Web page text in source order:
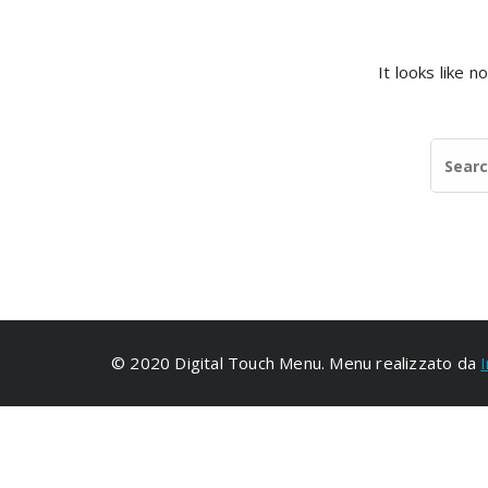
It looks like
© 2020 Digital Touch Menu. Menu realizzato da